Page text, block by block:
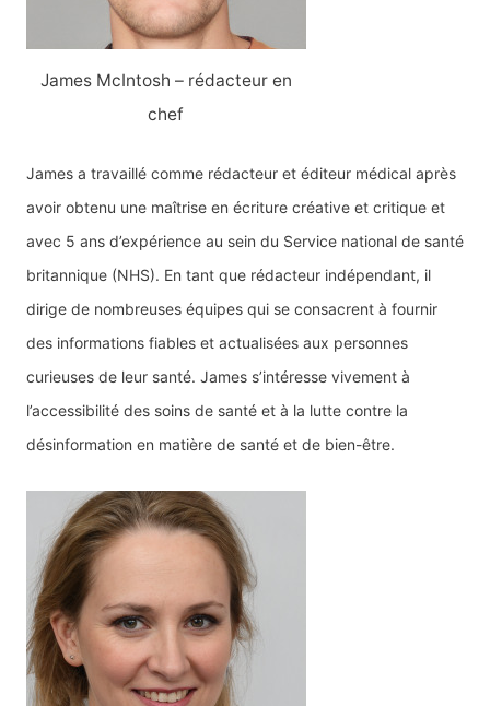
James McIntosh – rédacteur en
chef
James a travaillé comme rédacteur et éditeur médical après
avoir obtenu une maîtrise en écriture créative et critique et
avec 5 ans d’expérience au sein du Service national de santé
britannique (NHS). En tant que rédacteur indépendant, il
dirige de nombreuses équipes qui se consacrent à fournir
des informations fiables et actualisées aux personnes
curieuses de leur santé. James s’intéresse vivement à
l’accessibilité des soins de santé et à la lutte contre la
désinformation en matière de santé et de bien-être.